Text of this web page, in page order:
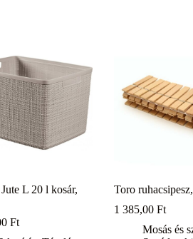
L 20 l kosár,
Ft
Toro
1 385,00Ft
Mosás és